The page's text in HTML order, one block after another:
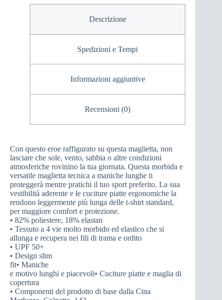
Descrizione
Spedizioni e Tempi
Informazioni aggiuntive
Recensioni (0)
Con questo eroe raffigurato su questa maglietta, non
lasciare che sole, vento, sabbia o altre condizioni
atmosferiche rovinino la tua giornata. Questa morbida e
versatile maglietta tecnica a maniche lunghe ti
proteggerà mentre pratichi il tuo sport preferito. La sua
vestibilità aderente e le cuciture piatte ergonomiche la
rendono leggermente più lunga delle t-shirt standard,
per maggiore comfort e protezione.
• 82% poliestere, 18% elastan
• Tessuto a 4 vie molto morbido ed elastico che si
allunga e recupera nei fili di trama e ordito
• UPF 50+
• Design slim
fit• Maniche
e motivo lunghi e piacevoli• Cuciture piatte e maglia di
copertura
• Componenti del prodotto di base dalla Cina